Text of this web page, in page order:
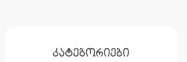
კატეგორიები